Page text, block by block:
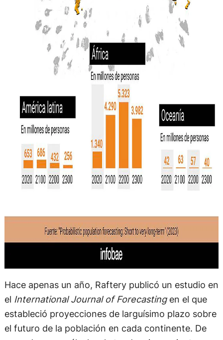
Hace apenas un año, Raftery publicó un estudio en
el International Journal of Forecastingen el que
estableció proyecciones de larguísimo plazo sobre
el futuro de la población en cada continente. De